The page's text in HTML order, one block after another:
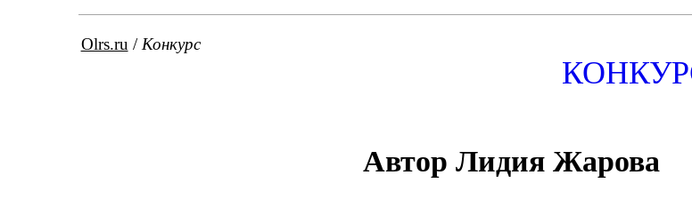
Olrs.ru / Конкурс
Автор Лидия Жарова